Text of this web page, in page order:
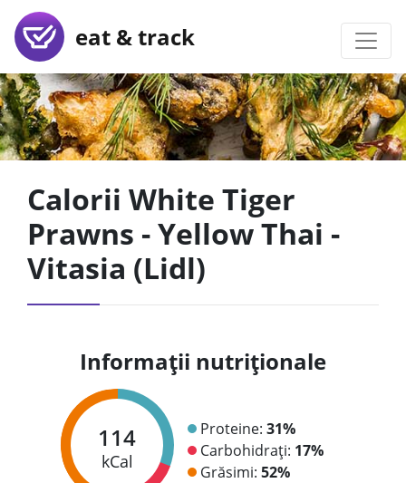
eat & track
Calorii White Tiger
Prawns - Yellow Thai -
Vitasia (Lidl)
Informații nutriționale
114
kCal
Proteine: 31%
Carbohidrați: 17%
Grăsimi: 52%